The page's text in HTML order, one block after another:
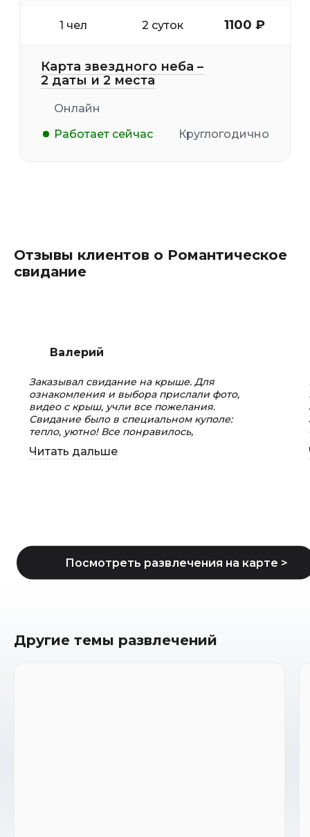
1 чел 2 суток 1100 ₽
Карта звездного неба –
2 даты и 2 места
Онлайн
Работает сейчас
Круглогодично
Отзывы клиентов о Романтическое
свидание
Валерий
Заказывал свидание на крыше. Для
ознакомления и выбора прислали фото,
видео с крыш, учли все пожелания.
Свидание было в специальном куполе:
тепло, уютно! Все понравилось,
организовано на высшем уровне! Спасибо!
Буду вас советовать!
Читать дальше
Другие темы развлечений